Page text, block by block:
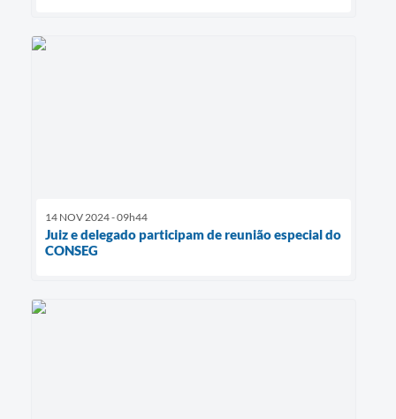
14 NOV 2024 - 09h44
Juiz e delegado participam de reunião especial do
CONSEG